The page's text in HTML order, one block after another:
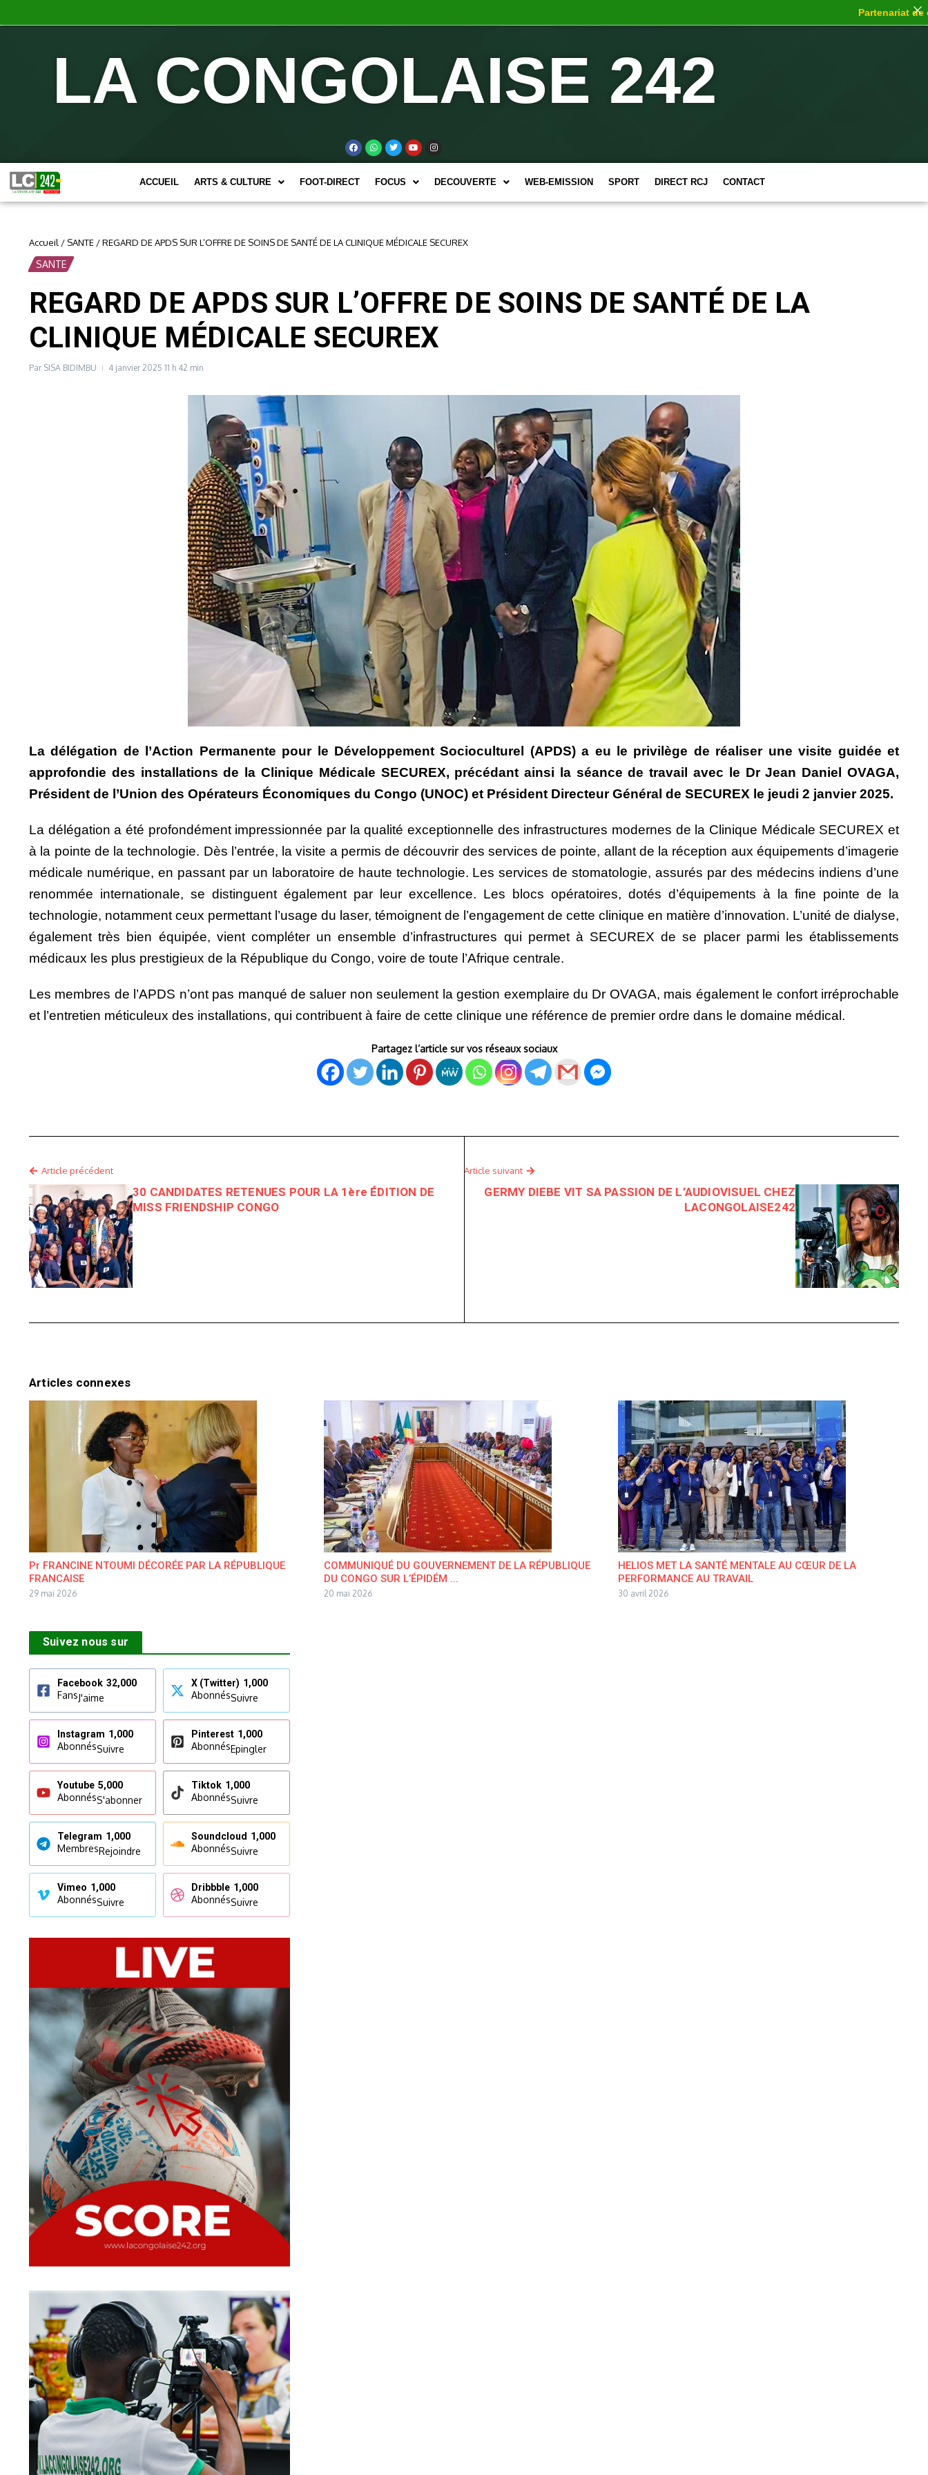
LA CONGOLAISE 242
ACCUEIL ARTS & CULTURE FOOT-DIRECT FOCUS DECOUVERTE WEB-EMISSION SPORT DIRECT RCJ CONTACT
Accueil / SANTE /REGARD DE APDS SUR L’OFFRE DE SOINS DE SANTÉ DE LA CLINIQUE MÉDICALE SECUREX
SANTE
REGARD DE APDS SUR L’OFFRE DE SOINS DE SANTÉ DE LA
CLINIQUE MÉDICALE SECUREX
Par SISA BIDIMBU 4 janvier 2025 11 h 42 min
La délégation de l’Action Permanente pour le Développement Socioculturel (APDS) a eu le privilège de réaliser une visite guidée et
approfondie des installations de la Clinique Médicale SECUREX, précédant ainsi la séance de travail avec le Dr Jean Daniel OVAGA,
Président de l’Union des Opérateurs Économiques du Congo (UNOC) et Président Directeur Général de SECUREX le jeudi 2 janvier 2025.
La délégation a été profondément impressionnée par la qualité exceptionnelle des infrastructures modernes de la Clinique Médicale SECUREX et
à la pointe de la technologie. Dès l’entrée, la visite a permis de découvrir des services de pointe, allant de la réception aux équipements d’imagerie
médicale numérique, en passant par un laboratoire de haute technologie. Les services de stomatologie, assurés par des médecins indiens d’une
renommée internationale, se distinguent également par leur excellence. Les blocs opératoires, dotés d’équipements à la fine pointe de la
technologie, notamment ceux permettant l’usage du laser, témoignent de l’engagement de cette clinique en matière d’innovation. L’unité de dialyse,
également très bien équipée, vient compléter un ensemble d’infrastructures qui permet à SECUREX de se placer parmi les établissements
médicaux les plus prestigieux de la République du Congo, voire de toute l’Afrique centrale.
Les membres de l’APDS n’ont pas manqué de saluer non seulement la gestion exemplaire du Dr OVAGA, mais également le confort irréprochable
et l’entretien méticuleux des installations, qui contribuent à faire de cette clinique une référence de premier ordre dans le domaine médical.
Partagez l’article sur vos réseaux sociaux
Article précédent
30 CANDIDATES RETENUES POUR LA 1ère ÉDITION DE
MISS FRIENDSHIP CONGO
Article suivant
GERMY DIEBE VIT SA PASSION DE L’AUDIOVISUEL CHEZ
LACONGOLAISE242
Articles connexes
Pr FRANCINE NTOUMI DÉCORÉE PAR LA RÉPUBLIQUE
FRANCAISE
29 mai 2026
COMMUNIQUÉ DU GOUVERNEMENT DE LA RÉPUBLIQUE
DU CONGO SUR L’ÉPIDÉM ...
20 mai 2026
HELIOS MET LA SANTÉ MENTALE AU CŒUR DE LA
PERFORMANCE AU TRAVAIL
30 avril 2026
Suivez nous sur
Facebook 32,000
FansJ'aime
X (Twitter) 1,000
AbonnésSuivre
Instagram 1,000
AbonnésSuivre
Pinterest 1,000
AbonnésEpingler
Youtube 5,000
AbonnésS'abonner
Tiktok 1,000
AbonnésSuivre
Telegram 1,000
MembresRejoindre
Soundcloud 1,000
AbonnésSuivre
Vimeo 1,000
AbonnésSuivre
Dribbble 1,000
AbonnésSuivre
Partenariat de choc